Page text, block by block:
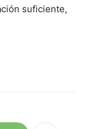
suficiente,